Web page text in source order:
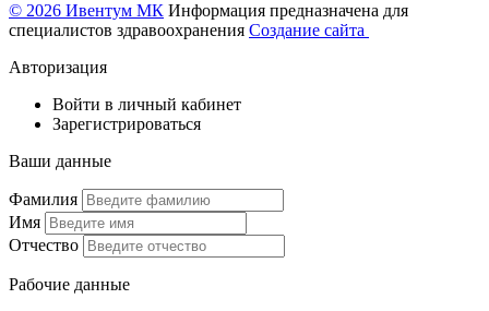
© 2026 Ивентум МК Информация предназначена для
специалистов здравоохранения Создание сайта
Авторизация
Войти в личный кабинет
Зарегистрироваться
Ваши данные
Фамилия
Имя
Отчество
Рабочие данные